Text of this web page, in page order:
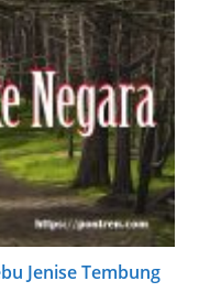
Jenise Tembung